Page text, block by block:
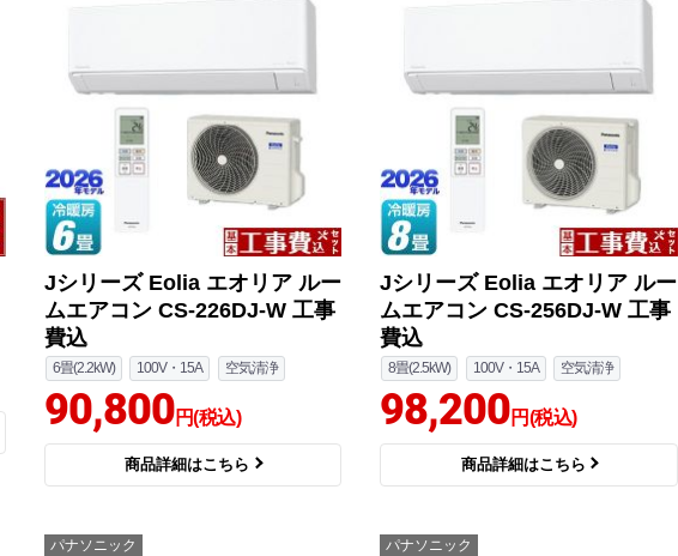
Jシリーズ Eolia エオリア ルー
ムエアコン CS-226DJ-W 工事
費込
6畳(2.2kW) 100V・15A 空気清浄
90,800円(税込)
商品詳細はこちら
Jシリーズ Eolia エオリア ルー
ムエアコン CS-256DJ-W 工事
費込
8畳(2.5kW) 100V・15A 空気清浄
98,200円(税込)
商品詳細はこちら
パナソニック
パナソニック